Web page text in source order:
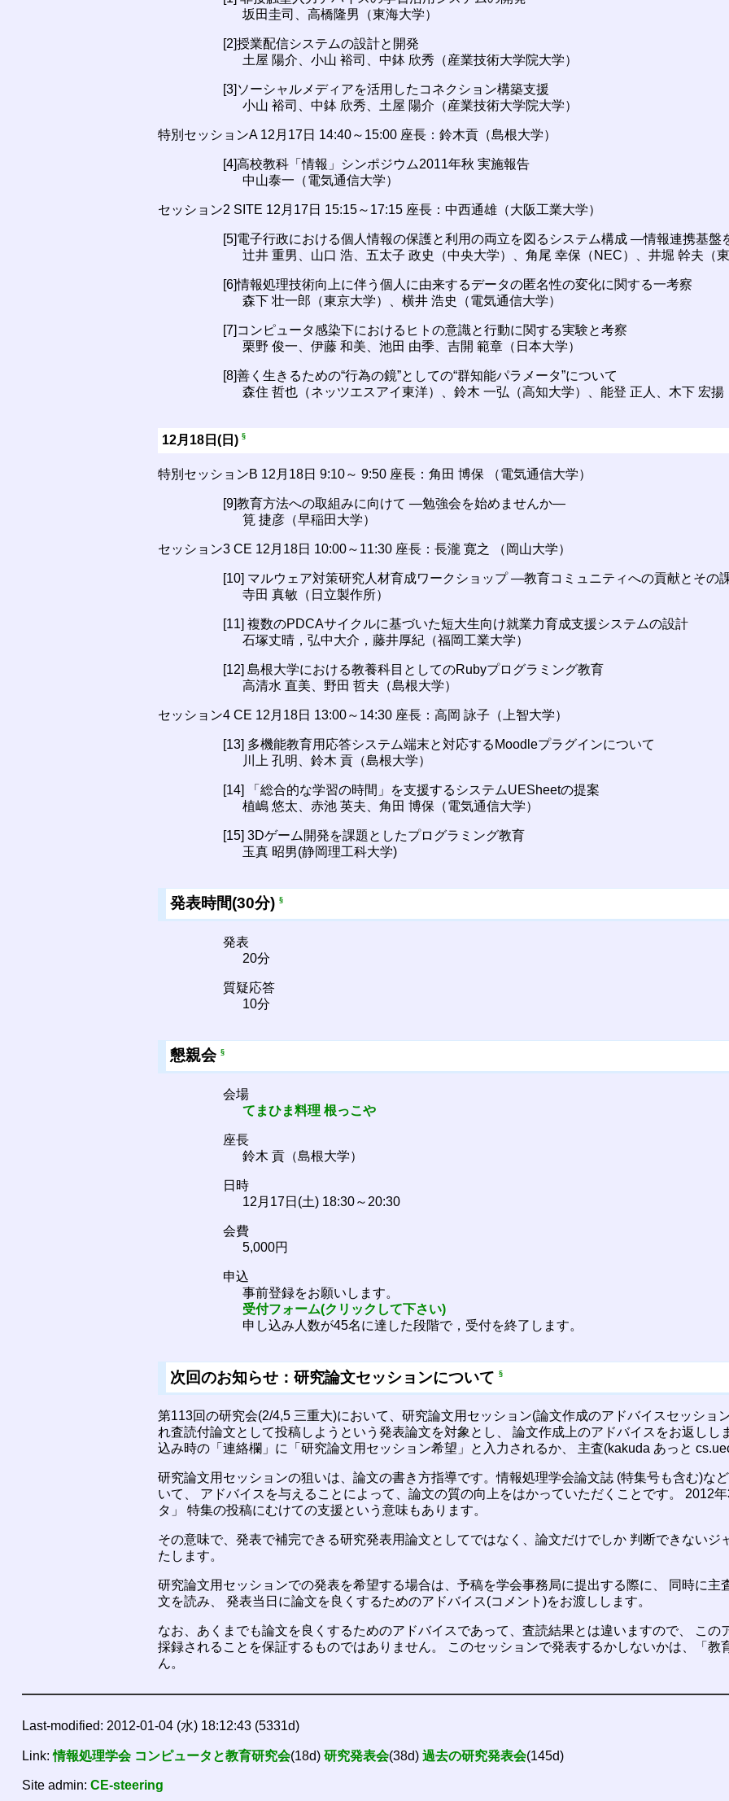
坂田圭司、高橋隆男（東海大学）
[2]授業配信システムの設計と開発
土屋 陽介、小山 裕司、中鉢 欣秀（産業技術大学院大学）
[3]ソーシャルメディアを活用したコネクション構築支援
小山 裕司、中鉢 欣秀、土屋 陽介（産業技術大学院大学）
特別セッションA 12月17日 14:40～15:00 座長：鈴木貢（島根大学）
[4]高校教科「情報」シンポジウム2011年秋 実施報告
中山泰一（電気通信大学）
セッション2 SITE 12月17日 15:15～17:15 座長：中西通雄（大阪工業大学）
[5]電子行政における個人情報の保護と利用の両立を図るシステム構成 ―情報連携基
辻井 重男、山口 浩、五太子 政史（中央大学）、角尾 幸保（NEC）、井堀 幹夫（
[6]情報処理技術向上に伴う個人に由来するデータの匿名性の変化に関する一考察
森下 壮一郎（東京大学）、横井 浩史（電気通信大学）
[7]コンピュータ感染下におけるヒトの意識と行動に関する実験と考察
栗野 俊一、伊藤 和美、池田 由季、吉開 範章（日本大学）
[8]善く生きるための“行為の鏡”としての“群知能パラメータ”について
森住 哲也（ネッツエスアイ東洋）、鈴木 一弘（高知大学）、能登 正人、木下 宏揚
12月18日(日) §
特別セッションB 12月18日 9:10～ 9:50 座長：角田 博保 （電気通信大学）
[9]教育方法への取組みに向けて ―勉強会を始めませんか―
筧 捷彦（早稲田大学）
セッション3 CE 12月18日 10:00～11:30 座長：長瀧 寛之 （岡山大学）
[10] マルウェア対策研究人材育成ワークショップ ―教育コミュニティへの貢献とその
寺田 真敏（日立製作所）
[11] 複数のPDCAサイクルに基づいた短大生向け就業力育成支援システムの設計
石塚丈晴，弘中大介，藤井厚紀（福岡工業大学）
[12] 島根大学における教養科目としてのRubyプログラミング教育
高清水 直美、野田 哲夫（島根大学）
セッション4 CE 12月18日 13:00～14:30 座長：高岡 詠子（上智大学）
[13] 多機能教育用応答システム端末と対応するMoodleプラグインについて
川上 孔明、鈴木 貢（島根大学）
[14] 「総合的な学習の時間」を支援するシステムUESheetの提案
植嶋 悠太、赤池 英夫、角田 博保（電気通信大学）
[15] 3Dゲーム開発を課題としたプログラミング教育
玉真 昭男(静岡理工科大学)
発表時間(30分)§
発表
20分
質疑応答
10分
懇親会§
会場
てまひま料理 根っこや
座長
鈴木 貢（島根大学）
日時
12月17日(土) 18:30～20:30
会費
5,000円
申込
事前登録をお願いします。
受付フォーム(クリックして下さい)
申し込み人数が45名に達した段階で，受付を終了します。
次回のお知らせ：研究論文セッションについて§
第113回の研究会(2/4,5 三重大)において、研究論文用セッション(論文作成のアドバイスセッショ
れ査読付論文として投稿しようという発表論文を対象とし、 論文作成上のアドバイスをお返し
込み時の「連絡欄」に「研究論文用セッション希望」と入力されるか、 主査(kakuda あっと
研究論文用セッションの狙いは、論文の書き方指導です。情報処理学会論文誌 (特集号も含む)な
いて、 アドバイスを与えることによって、論文の質の向上をはかっていただくことです。 2012
タ」 特集の投稿にむけての支援という意味もあります。
その意味で、発表で補完できる研究発表用論文としてではなく、論文だけでしか 判断できない
たします。
研究論文用セッションでの発表を希望する場合は、予稿を学会事務局に提出する際に、 同時に
文を読み、 発表当日に論文を良くするためのアドバイス(コメント)をお渡しします。
なお、あくまでも論文を良くするためのアドバイスであって、査読結果とは違いますので、 こ
採録されることを保証するものではありません。 このセッションで発表するかしないかは、「
ん。
Last-modified: 2012-01-04 (水) 18:12:43 (5331d)
Link:情報処理学会 コンピュータと教育研究会(18d) 研究発表会(38d) 過去の研究発表会(145d)
Site admin: CE-steering